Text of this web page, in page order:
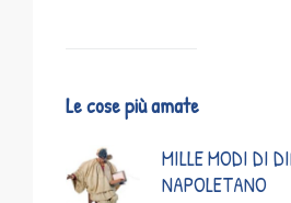
Le cose più amate
MILLE MODI DI
NAPOLETANO